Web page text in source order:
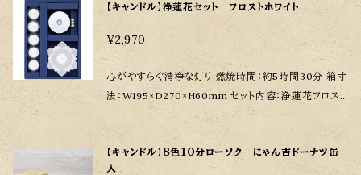
ふじ爛漫煙少香ミニ寸 お茶の香悠々煙
香ミニ寸 御ローソクあかり揺々 各１個
【キャンドル】浄蓮花セット フロストホワイト
¥2,970
心がやすらぐ清浄な灯り 燃焼時間：約5時間30分 箱寸
法：W195×D270×H60mm セット内容：浄蓮花フロスト
ホワイト 1個 クリアカップボーティブ４ 6
ルミナスコースターＳ 1個 単４乾
池 3本（動作確認用）
【キャンドル】８色１０分ローソク にゃん吉ドーナツ缶
入